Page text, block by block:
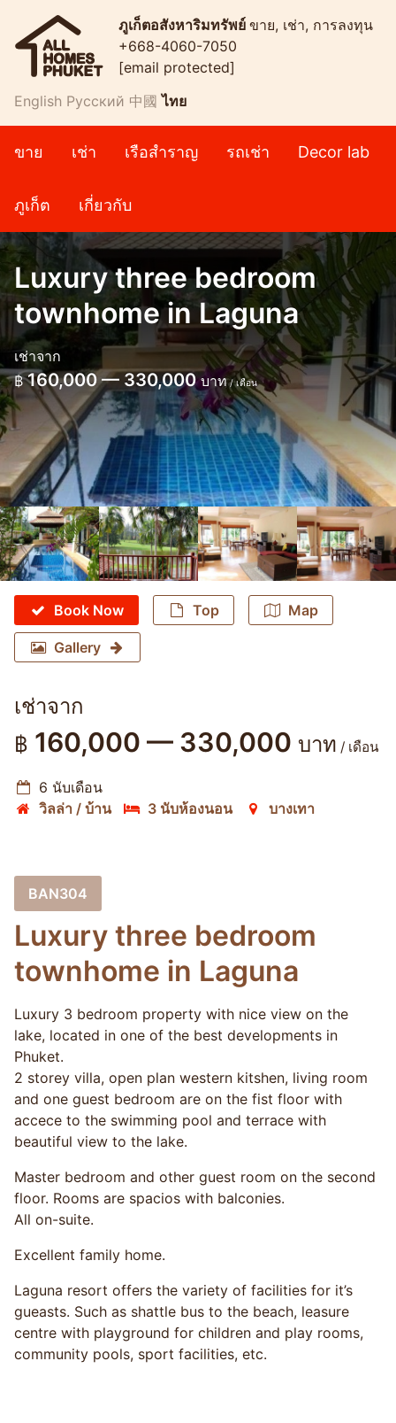
ภูเก็ตอสังหาริมทรัพย์ ขาย, เช่า, การลงทุน
+668-4060-7050
[email protected]
English Русский 中國 ไทย
ขาย เช่า เรือสำราญ รถเช่า Decor lab
ภูเก็ต เกี่ยวกับ
Luxury three bedroom
townhome in Laguna
เช่าจาก
฿ 160,000 — 330,000บาท/ เดือน
Book Now Top Map
Gallery
เช่าจาก
฿ 160,000 — 330,000 บาท / เดือน
6 นับเดือน
วิลล่า / บ้าน
3 นับห้องนอน บางเทา
BAN304
Luxury three bedroom
townhome in Laguna
Luxury 3 bedroom property with nice view on the
lake, located in one of the best developments in
Phuket.
2 storey villa, open plan western kitshen, living room
and one guest bedroom are on the fist floor with
accece to the swimming pool and terrace with
beautiful view to the lake.
Master bedroom and other guest room on the second
floor. Rooms are spacios with balconies.
All on-suite.
Excellent family home.
Laguna resort offers the variety of facilities for it’s
gueasts. Such as shattle bus to the beach, leasure
centre with playground for children and play rooms,
community pools, sport facilities, etc.